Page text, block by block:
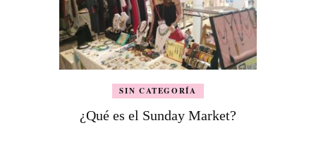
SIN CATEGORÍA
¿Qué es el Sunday Market?